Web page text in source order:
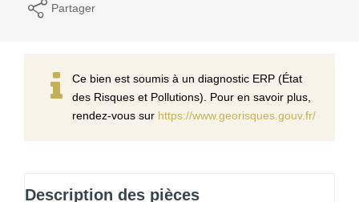
Partager
Ce bien est soumis à un diagnostic ERP (État
des Risques et Pollutions). Pour en savoir plus,
rendez-vous sur https://www.georisques.gouv.fr/
Description des pièces